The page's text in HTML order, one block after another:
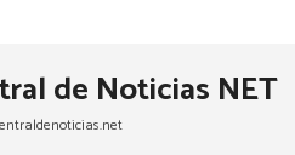
de Noticias NET